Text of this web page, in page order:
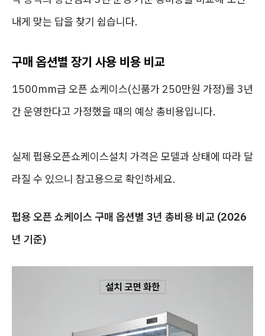
내게 맞는 답을 찾기 쉽습니다.
구매 옵션별 장기 사용 비용 비교
1500mm급 오픈 쇼케이스(신품가 250만원 가정)를 3년
간 운영한다고 가정했을 때의 예상 총비용입니다.
실제 펍용오픈쇼케이스설치 가격은 모델과 상태에 따라 달
라질 수 있으니 참고용으로 확인하세요.
펍용 오픈 쇼케이스 구매 옵션별 3년 총비용 비교 (2026
년 기준)